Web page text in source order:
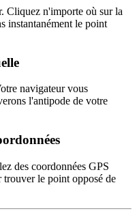
Cliquez n'importe où sur la
instantanément le point
navigateur vous
l'antipode de votre
des coordonnées GPS
le point opposé de